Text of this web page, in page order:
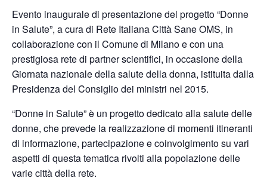
Evento inaugurale di presentazione del progetto “Donne
in Salute”, a cura di Rete Italiana Città Sane OMS, in
collaborazione con il Comune di Milano e con una
prestigiosa rete di partner scientifici, in occasione della
Giornata nazionale della salute della donna, istituita dalla
Presidenza del Consiglio dei ministri nel 2015.
“Donne in Salute” è un progetto dedicato alla salute delle
donne, che prevede la realizzazione di momenti itineranti
di informazione, partecipazione e coinvolgimento su vari
aspetti di questa tematica rivolti alla popolazione delle
varie città della rete.